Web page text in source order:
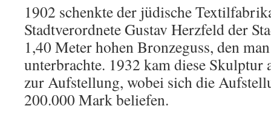
1902 schenkte der jüdische
Stadtverordnete Gustav Herzfeld der
1,40 Meter hohen Bronzeguss, den
unterbrachte. 1932 kam diese
zur Aufstellung, wobei sich die
200.000 Mark beliefen.